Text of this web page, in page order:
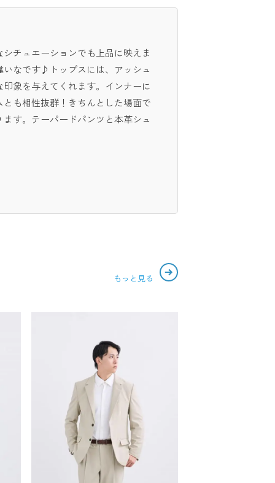
チュエーションでも上品に映えま
なです♪トップスには、アッシュ
象を与えてくれます。インナーに
も相性抜群！きちんとした場面で
す。テーパードパンツと本革シュ
もっと見る